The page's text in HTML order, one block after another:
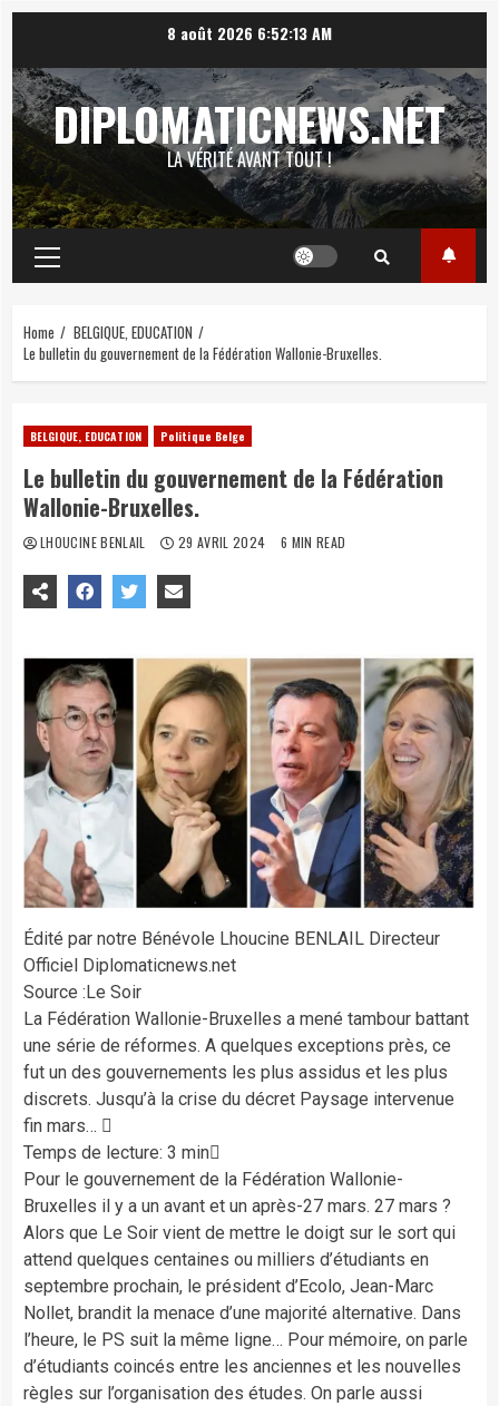
content
8 août 2026 6:52:14 AM
DIPLOMATICNEWS.NET
LA VÉRITÉ AVANT TOUT !
Primary
Menu
Home
BELGIQUE, EDUCATION
Le bulletin du gouvernement de la Fédération Wallonie-Bruxelles.
BELGIQUE, EDUCATION Politique Belge
Le bulletin du gouvernement de la Fédération
Wallonie-Bruxelles.
LHOUCINE BENLAIL 29 AVRIL 2024 6 MIN READ
Édité par notre Bénévole Lhoucine BENLAIL Directeur
Officiel Diplomaticnews.net
Source :Le Soir
La Fédération Wallonie-Bruxelles a mené tambour battant
une série de réformes. A quelques exceptions près, ce
fut un des gouvernements les plus assidus et les plus
discrets. Jusqu’à la crise du décret Paysage intervenue
fin mars… 
Temps de lecture: 3 min
Pour le gouvernement de la Fédération Wallonie-
Bruxelles il y a un avant et un après-27 mars. 27 mars ?
Alors que Le Soir vient de mettre le doigt sur le sort qui
attend quelques centaines ou milliers d’étudiants en
septembre prochain, le président d’Ecolo, Jean-Marc
Nollet, brandit la menace d’une majorité alternative. Dans
l’heure, le PS suit la même ligne… Pour mémoire, on parle
d’étudiants coincés entre les anciennes et les nouvelles
règles sur l’organisation des études. On parle aussi